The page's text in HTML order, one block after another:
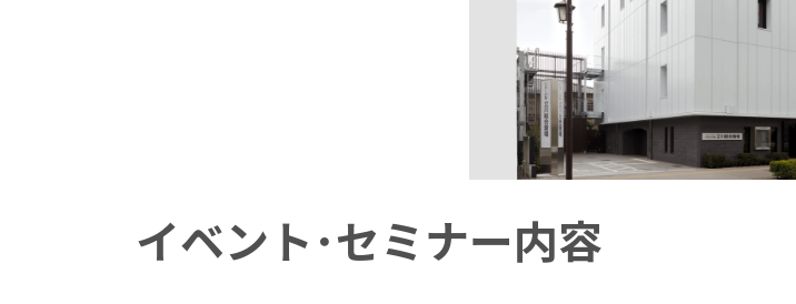
イベント･セミナー内容